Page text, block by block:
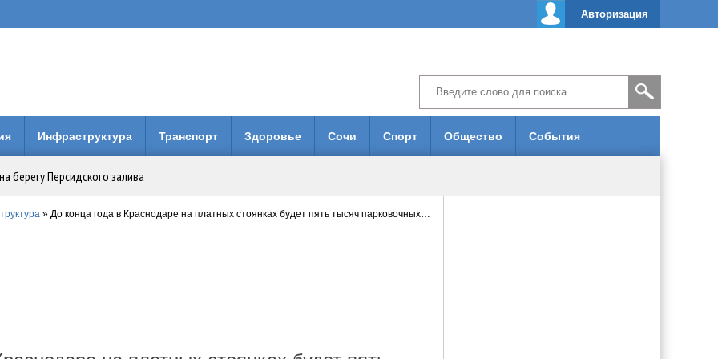
Авторизация
Инфраструктура Транспорт Здоровье Сочи Спорт Общество События
берегу Персидского залива
городская больница получила 3 млн рублей на новое оборудование
вместо него?
» До конца года в Краснодаре на платных стоянках будет пять тысяч парковочных мест